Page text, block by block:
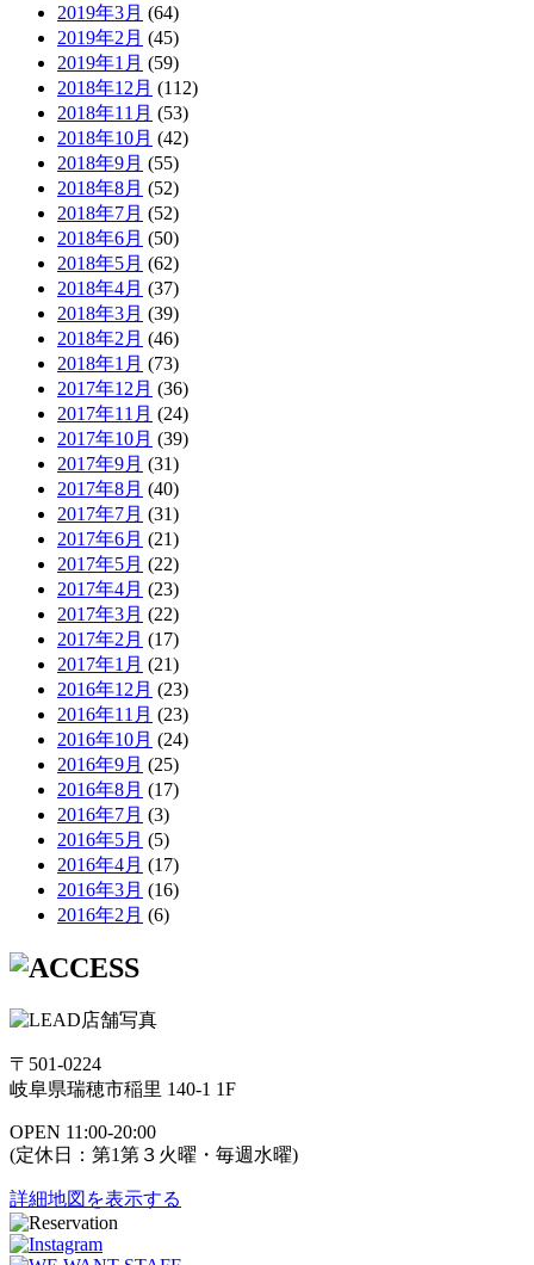
2019年3月 (64)
2019年2月 (45)
2019年1月 (59)
2018年12月 (112)
2018年11月 (53)
2018年10月 (42)
2018年9月 (55)
2018年8月 (52)
2018年7月 (52)
2018年6月 (50)
2018年5月 (62)
2018年4月 (37)
2018年3月 (39)
2018年2月 (46)
2018年1月 (73)
2017年12月 (36)
2017年11月 (24)
2017年10月 (39)
2017年9月 (31)
2017年8月 (40)
2017年7月 (31)
2017年6月 (21)
2017年5月 (22)
2017年4月 (23)
2017年3月 (22)
2017年2月 (17)
2017年1月 (21)
2016年12月 (23)
2016年11月 (23)
2016年10月 (24)
2016年9月 (25)
2016年8月 (17)
2016年7月 (3)
2016年5月 (5)
2016年4月 (17)
2016年3月 (16)
2016年2月 (6)
〒501-0224
岐阜県瑞穂市稲里 140-1 1F
OPEN 11:00-20:00
(定休日：第1第３火曜・毎週水曜)
詳細地図を表示する